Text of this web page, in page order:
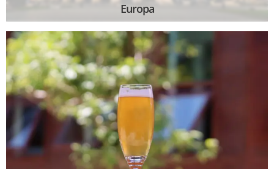
Europa